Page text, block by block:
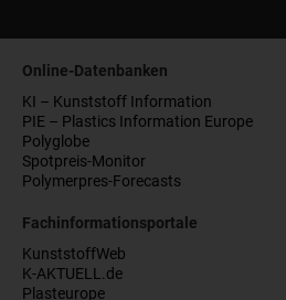
Online-Datenbanken
KI – Kunststoff Information
PIE – Plastics Information Europe
Polyglobe
Spotpreis-Monitor
Polymerpres-Forecasts
Fachinformationsportale
KunststoffWeb
K-AKTUELL.de
Plasteurope